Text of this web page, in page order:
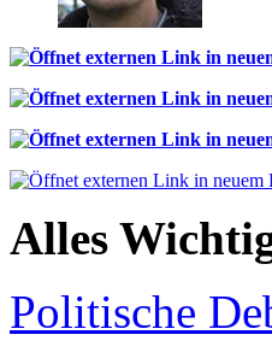
Alles
Politische